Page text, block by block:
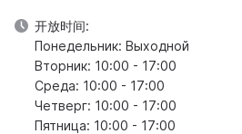
开放时间:
Понедельник: Выходной
Вторник: 10:00 - 17:00
Среда: 10:00 - 17:00
Четверг: 10:00 - 17:00
Пятница: 10:00 - 17:00